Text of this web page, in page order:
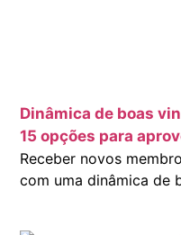
Dinâmica de boas
15 opções para
Receber novos
com uma dinâmica de